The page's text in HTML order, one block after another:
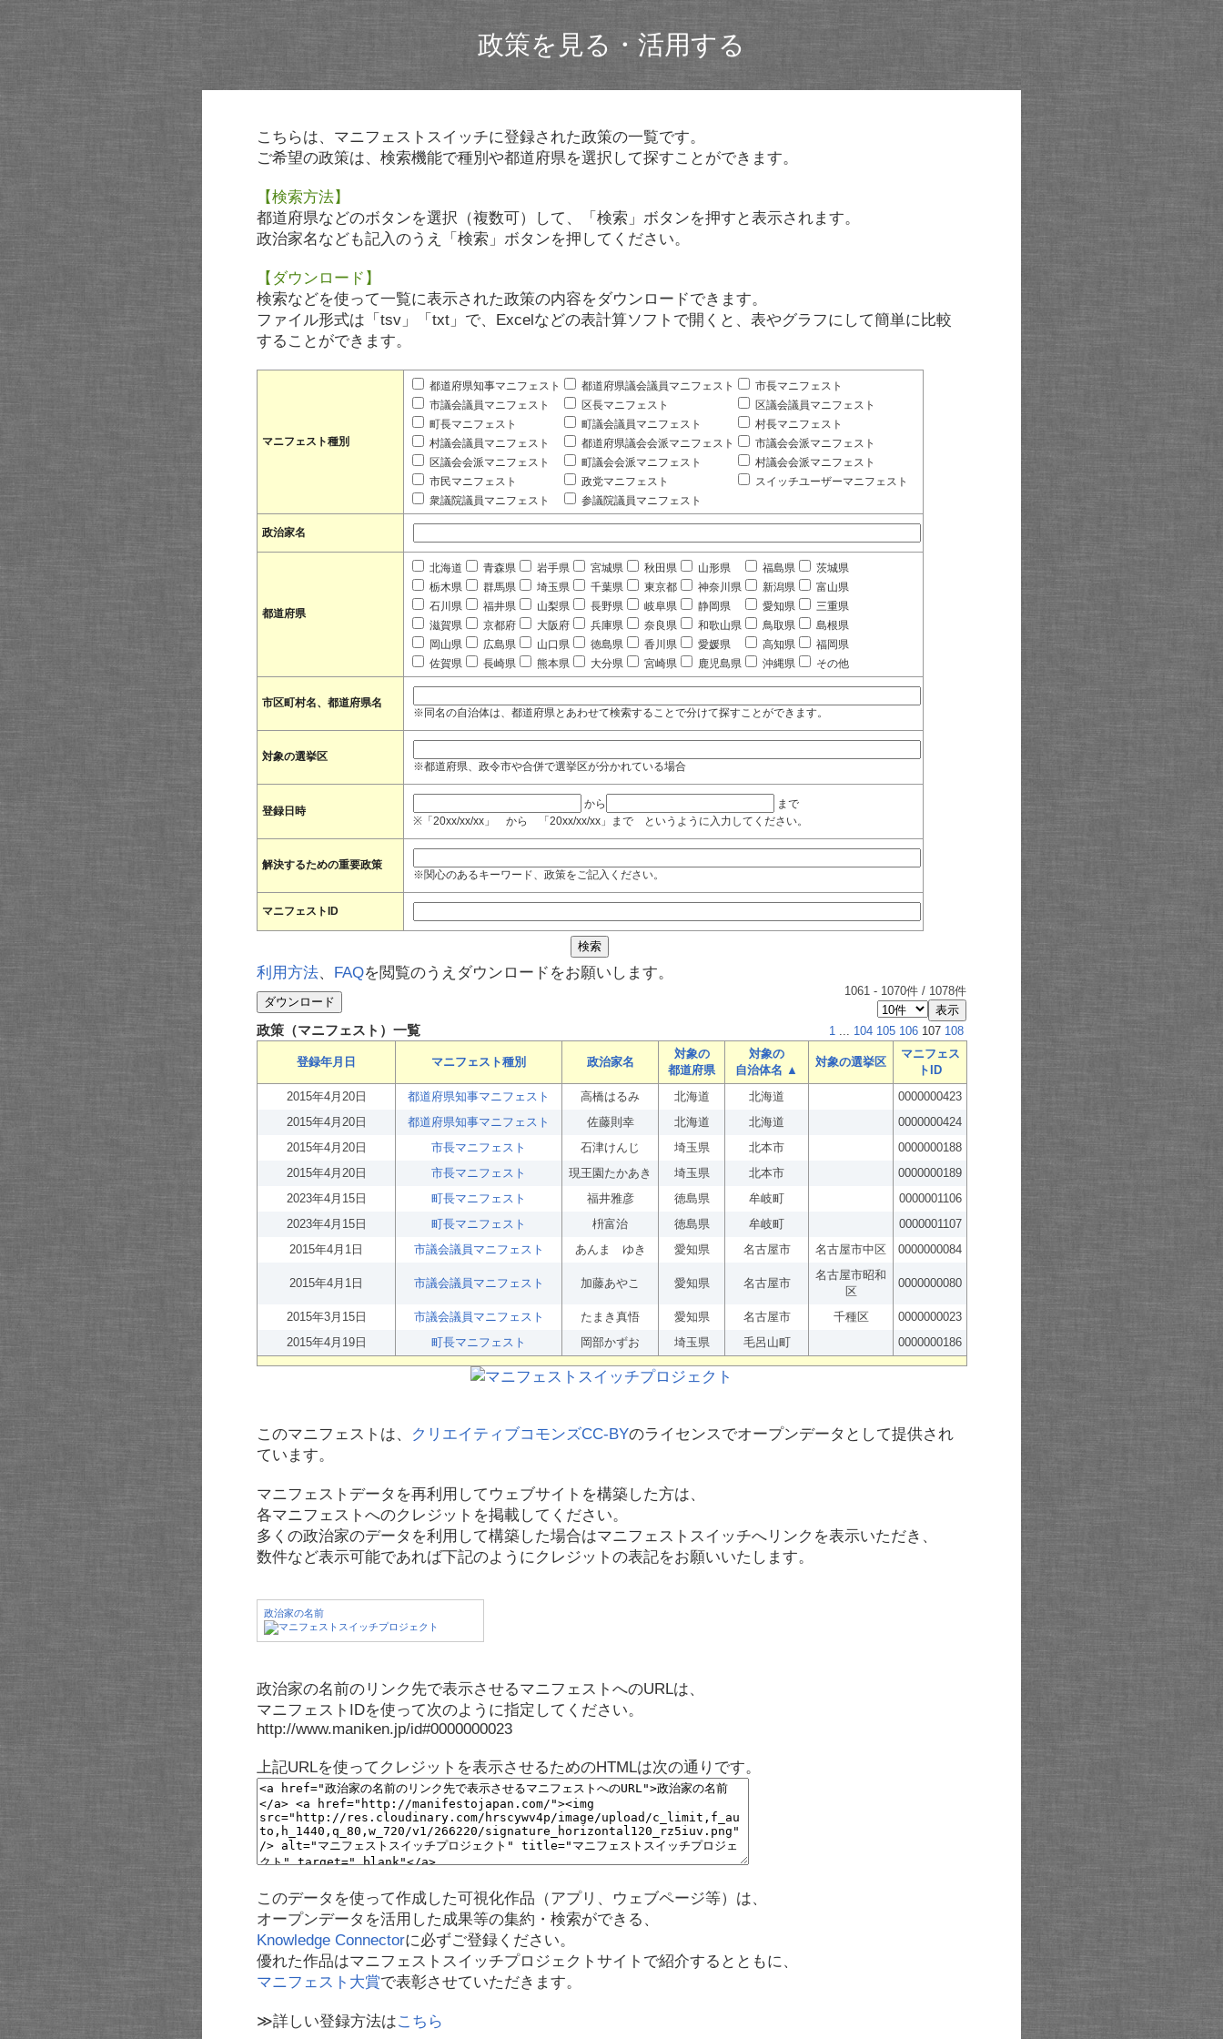
政策を見る・活用する
こちらは、マニフェストスイッチに登録された政策の一覧です。
ご希望の政策は、検索機能で種別や都道府県を選択して探すことができます。
【検索方法】
都道府県などのボタンを選択（複数可）して、「検索」ボタンを押すと表示されます。
政治家名なども記入のうえ「検索」ボタンを押してください。
【ダウンロード】
検索などを使って一覧に表示された政策の内容をダウンロードできます。
ファイル形式は「tsv」「txt」で、Excelなどの表計算ソフトで開くと、表やグラフにして簡単に比較
することができます。
マニフェスト種別
都道府県知事マニフェスト 都道府県議会議員マニフェスト
市長マニフェスト
市議会議員マニフェスト
区長マニフェスト
区議会議員マニフェスト
町長マニフェスト
町議会議員マニフェスト
村長マニフェスト
村議会議員マニフェスト
都道府県議会会派マニフェスト
市議会会派マニフェスト
区議会会派マニフェスト
町議会会派マニフェスト
村議会会派マニフェスト
市民マニフェスト
政党マニフェスト
スイッチユーザーマニフェスト
衆議院議員マニフェスト
参議院議員マニフェスト
政治家名
都道府県
北海道 青森県 岩手県 宮城県 秋田県 山形県 福島県
茨城県
栃木県
群馬県 埼玉県 千葉県 東京都 神奈川県 新潟県
富山県
石川県
福井県 山梨県 長野県 岐阜県 静岡県 愛知県
三重県
滋賀県
京都府 大阪府 兵庫県 奈良県 和歌山県 鳥取県
島根県
岡山県
広島県 山口県 徳島県 香川県 愛媛県 高知県
福岡県
佐賀県
長崎県 熊本県 大分県 宮崎県 鹿児島県 沖縄県 その他
市区町村名、都道府県名
※同名の自治体は、都道府県とあわせて検索することで分けて探すことができます。
対象の選挙区
※都道府県、政令市や合併で選挙区が分かれている場合
登録日時
から
まで
※「20xx/xx/xx」 から 「20xx/xx/xx」まで というように入力してください。
解決するための重要政策
※関心のあるキーワード、政策をご記入ください。
マニフェストID
利用方法、 FAQを閲覧のうえダウンロードをお願いします。
1061 - 1070件 / 1078件
政策（マニフェスト）一覧 1 ... 104 105 106 107 108
登録年月日 マニフェスト種別 政治家名
対象の
都道府県
対象の
自治体名 ▲
対象の選挙区
マニフェス
トID
2015年4月20日
都道府県知事マニフェスト 高橋はるみ 北海道 北海道
0000000423
2015年4月20日
都道府県知事マニフェスト 佐藤則幸 北海道 北海道
0000000424
2015年4月20日
市長マニフェスト 石津けんじ 埼玉県 北本市
0000000188
2015年4月20日
市長マニフェスト 現王園たかあき 埼玉県 北本市
0000000189
2023年4月15日
町長マニフェスト 福井雅彦 徳島県 牟岐町
0000001106
2023年4月15日
町長マニフェスト 枡富治 徳島県 牟岐町
0000001107
2015年4月1日
市議会議員マニフェスト あんま ゆき 愛知県 名古屋市 名古屋市中区 0000000084
2015年4月1日 市議会議員マニフェスト 加藤あやこ 愛知県 名古屋市
名古屋市昭和
区
0000000080
2015年3月15日 市議会議員マニフェスト たまき真悟 愛知県 名古屋市 千種区
0000000023
2015年4月19日
町長マニフェスト 岡部かずお 埼玉県 毛呂山町 0000000186
このマニフェストは、 クリエイティブコモンズCC-BYのライセンスでオープンデータとして提供され
ています。
マニフェストデータを再利用してウェブサイトを構築した方は、
各マニフェストへのクレジットを掲載してください。
多くの政治家のデータを利用して構築した場合はマニフェストスイッチへリンクを表示いただき、
数件など表示可能であれば下記のようにクレジットの表記をお願いいたします。
政治家の名前
政治家の名前のリンク先で表示させるマニフェストへのURLは、
マニフェストIDを使って次のように指定してください。
http://www.maniken.jp/id#0000000023
上記URLを使ってクレジットを表示させるためのHTMLは次の通りです。
このデータを使って作成した可視化作品（アプリ、ウェブページ等）は、
オープンデータを活用した成果等の集約・検索ができる、
Knowledge Connectorに必ずご登録ください。
優れた作品はマニフェストスイッチプロジェクトサイトで紹介するとともに、
マニフェスト大賞で表彰させていただきます。
≫詳しい登録方法はこちら